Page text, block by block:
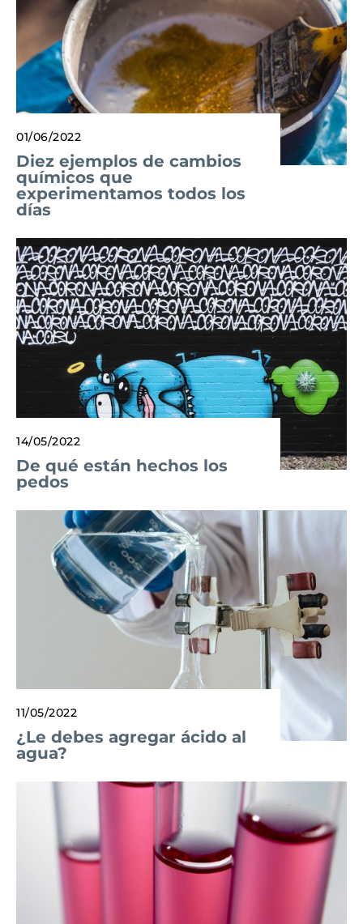
01/06/2022
Diez ejemplos de cambios
químicos que
experimentamos todos los
días
14/05/2022
De qué están hechos los
pedos
11/05/2022
¿Le debes agregar ácido al
agua?